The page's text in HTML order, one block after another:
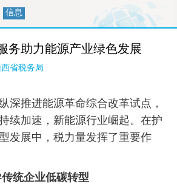
信息
教育
务助力能源产业绿色发展
西省税务局
推进能源革命综合改革试点，
续加速，新能源行业崛起。在护
发展中，税力量发挥了重要作
统企业低碳转型